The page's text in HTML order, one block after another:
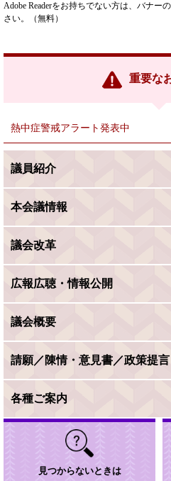
Adobe Readerをお持ちでない方は、バナー
さい。（無料）
重要な
熱中症警戒アラート発表中
議員紹介
本会議情報
議会改革
広報広聴・情報公開
議会概要
請願／陳情・意見書／政策提言
各種ご案内
見つからないときは